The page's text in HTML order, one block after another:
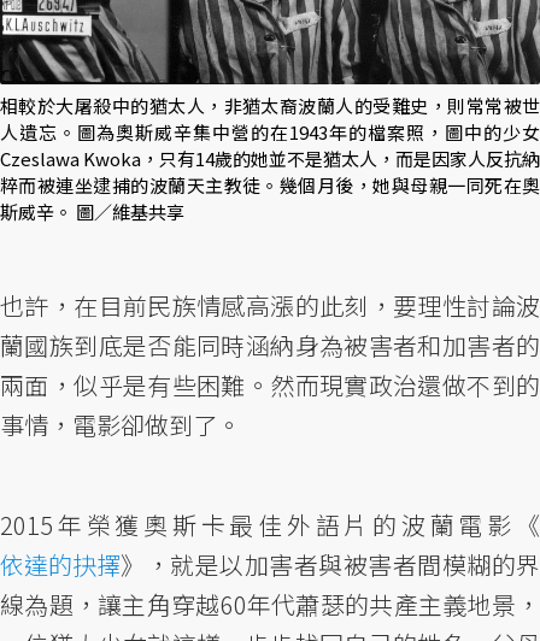
相較於大屠殺中的猶太人，非猶太裔波蘭人的受難史，則常常被世
人遺忘。圖為奧斯威辛集中營的在1943年的檔案照，圖中的少女
Czeslawa Kwoka，只有14歲的她並不是猶太人，而是因家人反抗納
粹而被連坐逮捕的波蘭天主教徒。幾個月後，她與母親一同死在奧
斯威辛。 圖／維基共享
也許，在目前民族情感高漲的此刻，要理性討論波
蘭國族到底是否能同時涵納身為被害者和加害者的
兩面，似乎是有些困難。然而現實政治還做不到的
事情，電影卻做到了。
2015年榮獲奧斯卡最佳外語片的波蘭電影《
依達的抉擇》，就是以加害者與被害者間模糊的界
線為題，讓主角穿越60年代蕭瑟的共產主義地景，